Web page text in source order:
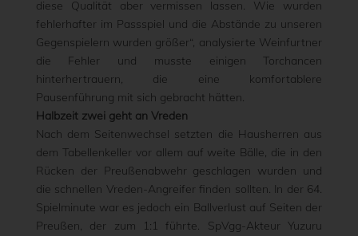
diese Qualität aber vermissen lassen. Wie wurden
fehlerhafter im Passspiel und die Abstände zu unseren
Gegenspielern wurden größer“, analysierte Weinfurtner
die Fehler und musste einigen Torchancen
hinterhertrauern, die eine komfortablere
Pausenführung mit sich gebracht hätten.
Halbzeit zwei geht an Vreden
Nach dem Seitenwechsel setzten die Hausherren aus
dem Tabellenkeller vor allem auf weite Bälle, die in den
Rücken der Preußenabwehr geschlagen wurden und
die schnellen Vreden-Angreifer finden sollten. In der 64.
Spielminute war es jedoch ein Ballverlust auf Seiten der
Preußen, der zum 1:1 führte. SpVgg-Akteur Yuzuru